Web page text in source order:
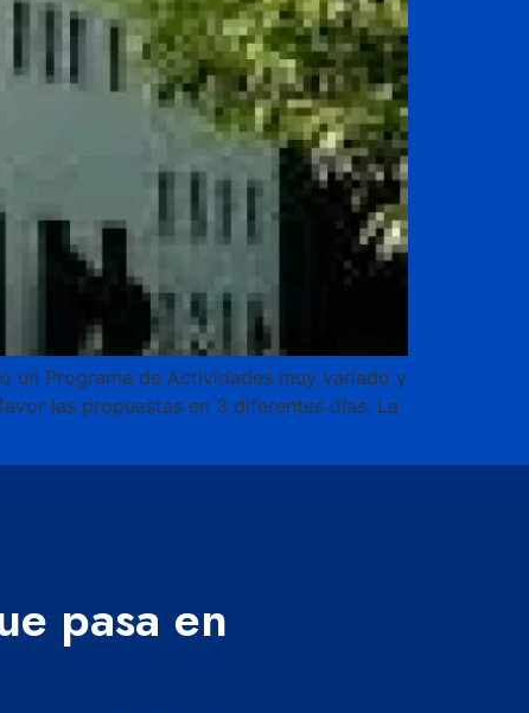
un Programa de Actividades muy variado y
las propuestas en 3 diferentes días. La
pasa en